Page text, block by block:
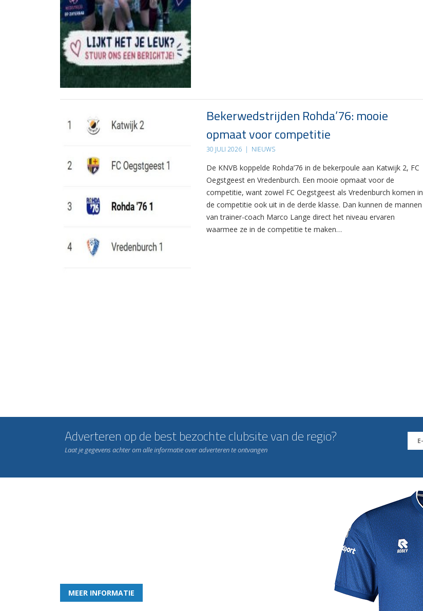
Bekerwedstrijden Rohda’76: mooie
opmaat voor competitie
30 JULI 2026 | NIEUWS
De KNVB koppelde Rohda’76 in de bekerpoule aan Katwijk 2, FC
Oegstgeest en Vredenburch. Een mooie opmaat voor de
competitie, want zowel FC Oegstgeest als Vredenburch komen in
de competitie ook uit in de derde klasse. Dan kunnen de mannen
van trainer-coach Marco Lange direct het niveau ervaren
waarmee ze in de competitie te maken…
Adverteren op de best bezochte clubsite van de regio?
Laat je gegevens achter om alle informatie over adverteren te ontvangen
MEER INFORMATIE